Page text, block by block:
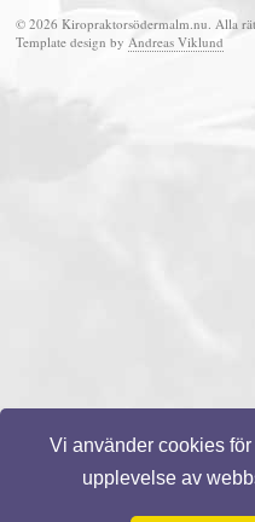
Vi använder cookies
upplevelse av
© 2026 Kiropraktorsödermalm.nu. Alla
Template design byAndreas Viklund